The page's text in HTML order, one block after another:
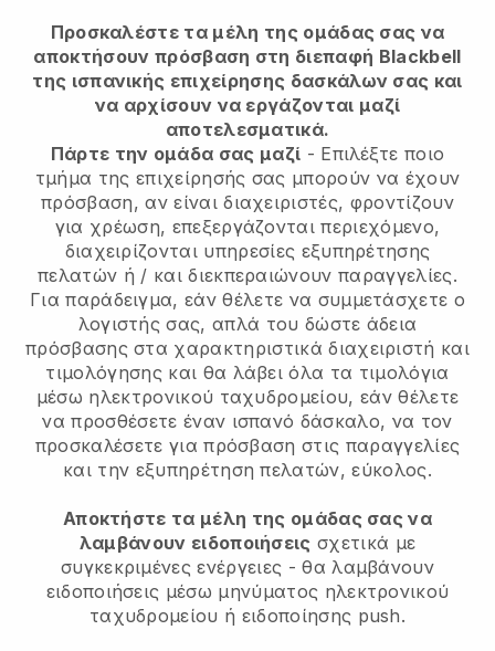
Προσκαλέστε τα μέλη της ομάδας σας να
αποκτήσουν πρόσβαση στη διεπαφή Blackbell
της ισπανικής επιχείρησης δασκάλων σας και
να αρχίσουν να εργάζονται μαζί
αποτελεσματικά.
Πάρτε την ομάδα σας μαζί - Επιλέξτε ποιο
τμήμα της επιχείρησής σας μπορούν να έχουν
πρόσβαση, αν είναι διαχειριστές, φροντίζουν
για χρέωση, επεξεργάζονται περιεχόμενο,
διαχειρίζονται υπηρεσίες εξυπηρέτησης
πελατών ή / και διεκπεραιώνουν παραγγελίες.
Για παράδειγμα, εάν θέλετε να συμμετάσχετε ο
λογιστής σας, απλά του δώστε άδεια
πρόσβασης στα χαρακτηριστικά διαχειριστή και
τιμολόγησης και θα λάβει όλα τα τιμολόγια
μέσω ηλεκτρονικού ταχυδρομείου, εάν θέλετε
να προσθέσετε έναν ισπανό δάσκαλο, να τον
προσκαλέσετε για πρόσβαση στις παραγγελίες
και την εξυπηρέτηση πελατών, εύκολος.
Αποκτήστε τα μέλη της ομάδας σας να
λαμβάνουν ειδοποιήσεις σχετικά με
συγκεκριμένες ενέργειες - θα λαμβάνουν
ειδοποιήσεις μέσω μηνύματος ηλεκτρονικού
ταχυδρομείου ή ειδοποίησης push.